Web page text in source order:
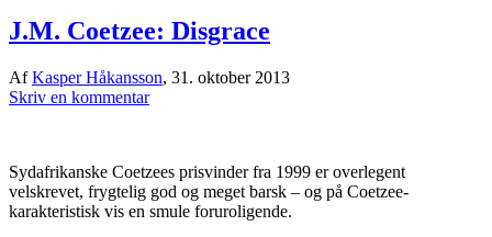
J.M. Coetzee: Disgrace
AfKasper Håkansson, 31. oktober 2013
Skriv en kommentar
Sydafrikanske Coetzees prisvinder fra 1999 er overlegent
velskrevet, frygtelig god og meget barsk – og på Coetzee-
karakteristisk vis en smule foruroligende.